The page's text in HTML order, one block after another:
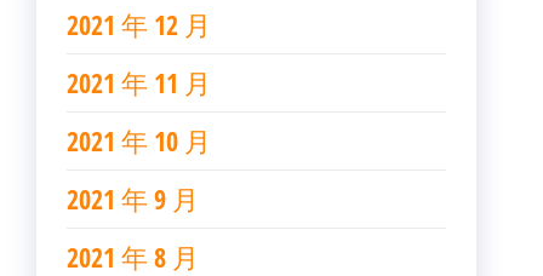
2021 年 12 月
2021 年 11 月
2021 年 10 月
2021 年 9 月
2021 年 8 月